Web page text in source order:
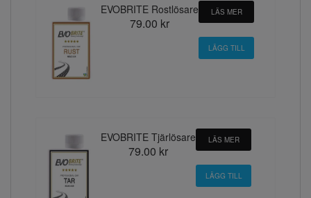
EVOBRITE Rostlösare
79.00 kr
LÄS MER
EVOBRITE Tjärlösare
79.00 kr
LÄS MER